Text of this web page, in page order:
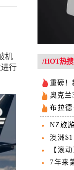
机
行
/HOT热
重磅！
奥克兰
房”
布拉
挂牌出
NZ旅
供成吨
澳洲
法联系
【滚
防员彻
7年来